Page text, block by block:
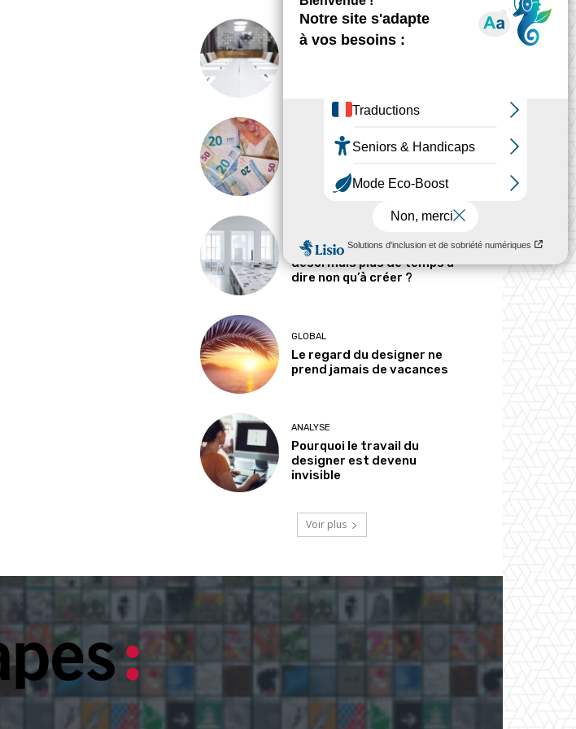
ANALYSE
Pourquoi les designers
parlent-ils si peu d’argent ?
Le designer passe-t-il
désormais plus de temps à
dire non qu’à créer ?
GLOBAL
Le regard du designer ne
prend jamais de vacances
ANALYSE
Pourquoi le travail du
designer est devenu
invisible
Voir plus